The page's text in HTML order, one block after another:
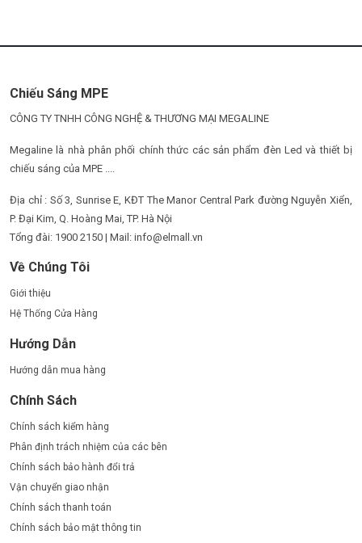
Chiếu Sáng MPE
CÔNG TY TNHH CÔNG NGHỆ & THƯƠNG MẠI MEGALINE
Megaline là nhà phân phối chính thức các sản phẩm đèn Led và thiết bị
chiếu sáng của MPE ....
Địa chỉ : Số 3, Sunrise E, KĐT The Manor Central Park đường Nguyễn Xiển,
P. Đại Kim, Q. Hoàng Mai, TP. Hà Nội
Tổng đài: 1900 2150 | Mail: info@elmall.vn
Về Chúng Tôi
Giới thiệu
Hệ Thống Cửa Hàng
Hướng Dẫn
Hướng dẫn mua hàng
Chính Sách
Chính sách kiểm hàng
Phân định trách nhiệm của các bên
Chính sách bảo hành đổi trả
Vận chuyển giao nhận
Chính sách thanh toán
Chính sách bảo mật thông tin